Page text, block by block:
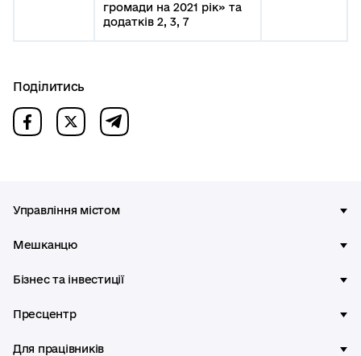
громади на 2021 рік» та
додатків 2, 3, 7
Поділитись
Управління містом
Мешканцю
Бізнес та інвестиції
Пресцентр
Для працівників